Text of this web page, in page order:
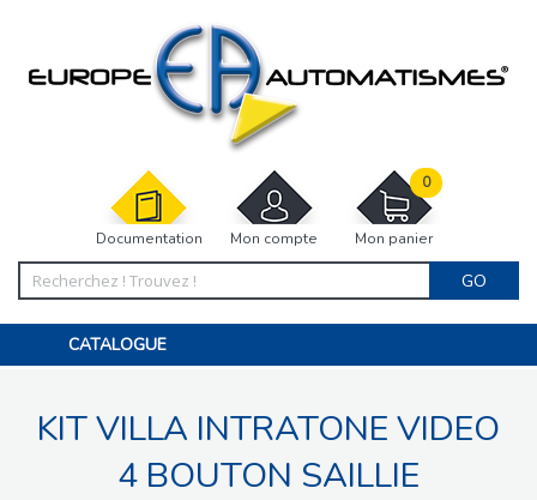
Documentation Mon compte Mon panier
0
GO
CATALOGUE
MOTORISATIONS
ACCESSOIRES ET ELECTRONIQUES
INTERPHONES VISIOPHONES
KIT VILLA INTRATONE VIDEO
4 BOUTON SAILLIE